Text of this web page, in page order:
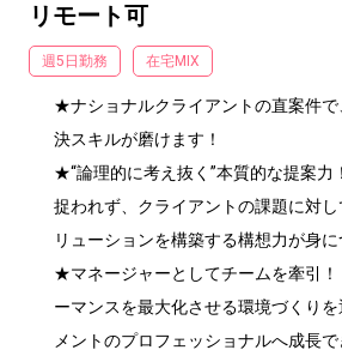
リモート可
週5日勤務 在宅MIX
★ナショナルクライアントの直案件
決スキルが磨けます！
★“論理的に考え抜く”本質的な提案力
捉われず、クライアントの課題に対
リューションを構築する構想力が身に
★マネージャーとしてチームを牽引！
ーマンスを最大化させる環境づくり
メントのプロフェッショナルへ成長で